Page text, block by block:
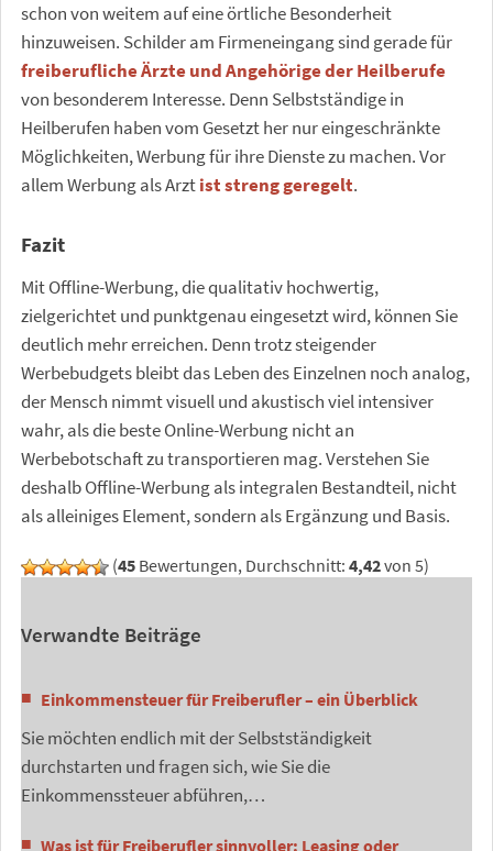
schon von weitem auf eine örtliche Besonderheit
hinzuweisen. Schilder am Firmeneingang sind gerade für
freiberufliche Ärzte und Angehörige der Heilberufe
von besonderem Interesse. Denn Selbstständige in
Heilberufen haben vom Gesetzt her nur eingeschränkte
Möglichkeiten, Werbung für ihre Dienste zu machen. Vor
allem Werbung als Arztist streng geregelt.
Fazit
Mit Offline-Werbung, die qualitativ hochwertig,
zielgerichtet und punktgenau eingesetzt wird, können Sie
deutlich mehr erreichen. Denn trotz steigender
Werbebudgets bleibt das Leben des Einzelnen noch analog,
der Mensch nimmt visuell und akustisch viel intensiver
wahr, als die beste Online-Werbung nicht an
Werbebotschaft zu transportieren mag. Verstehen Sie
deshalb Offline-Werbung als integralen Bestandteil, nicht
als alleiniges Element, sondern als Ergänzung und Basis.
(45 Bewertungen, Durchschnitt: 4,42von 5)
Verwandte Beiträge
Einkommensteuer für Freiberufler – ein Überblick
Sie möchten endlich mit der Selbstständigkeit
durchstarten und fragen sich, wie Sie die
Einkommenssteuer abführen,…
Was ist für Freiberufler sinnvoller: Leasing oder